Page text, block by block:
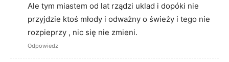
Ale tym miastem od lat rządzi uklad i dopóki nie
przyjdzie ktoś młody i odważny o świeży i tego nie
rozpieprzy , nic się nie zmieni.
Odpowiedz